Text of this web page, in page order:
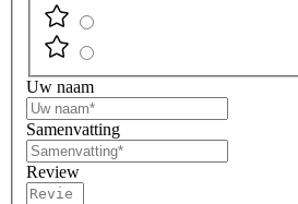
Uw naam
Samenvatting
Review